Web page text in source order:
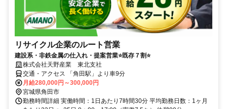
リサイクル企業のルート営業
建設系・非鉄金属の仕入れ・提案営業⭐既存７割⭐
株式会社天野産業 東北支社
交通・アクセス 「角田駅」より車9分
月給280,000円～300,000円
宮城県角田市
勤務時間詳細 実働時間：1日あたり7時間30分 平均勤務日数：1ヶ月